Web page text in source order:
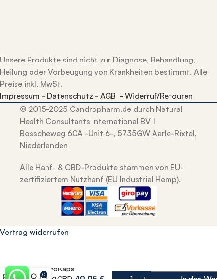
Unsere Produkte sind nicht zur Diagnose, Behandlung,
Heilung oder Vorbeugung von Krankheiten bestimmt. Alle
Preise inkl. MwSt.
Impressum - Datenschutz - AGB - Widerruf/Retouren
© 2015-2025 Candropharm.de durch Natural
Health Consultants International BV |
Bosscheweg 60A -Unit 6-, 5735GW Aarle-Rixtel,
Niederlanden
Alle Hanf- & CBD-Produkte stammen von EU-
zertifiziertem Nutzhanf (EU Industrial Hemp).
CandroKaps
Vertrag widerrufen
0